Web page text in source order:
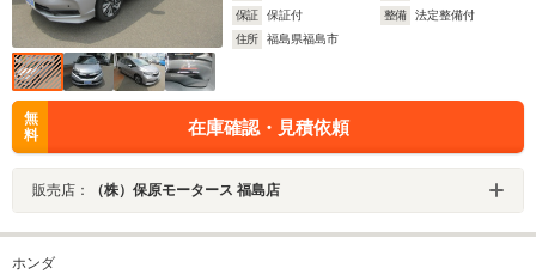
保証
保証付 整備
法定整備付
住所
福島県福島市
無
料
在庫確認・見積依頼
販売店： （株）保原モータース 福島店
ホンダ